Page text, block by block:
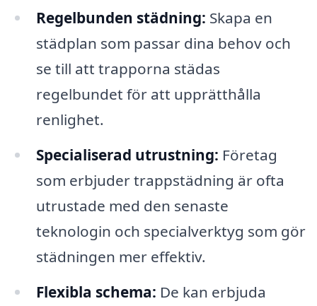
Regelbunden städning: Skapa en
städplan som passar dina behov och
se till att trapporna städas
regelbundet för att upprätthålla
renlighet.
Specialiserad utrustning: Företag
som erbjuder trappstädning är ofta
utrustade med den senaste
teknologin och specialverktyg som gör
städningen mer effektiv.
Flexibla schema: De kan erbjuda